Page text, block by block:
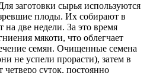
заготовки сырья используются
плоды. Их собирают в
две недели. За это время
мякоти, что облегчает
семян. Очищенные семена
не успели прорасти), затем в
суток, постоянно